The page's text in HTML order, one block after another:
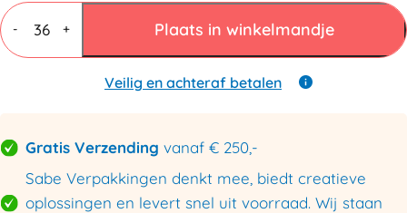
-
TESA
60400
PLA
Biobased
+ Plaats in winkelmandje
Veilig en achteraf betalen
Gratis Verzending vanaf € 250,-
Sabe Verpakkingen denkt mee, biedt creatieve
oplossingen en levert snel uit voorraad. Wij staan